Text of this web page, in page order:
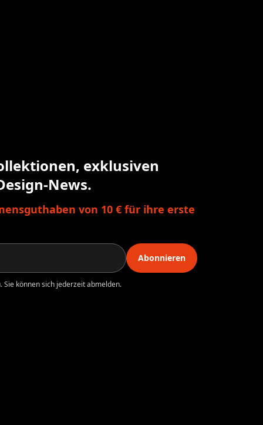
exklusiven
News.
von 10 € für ihre erste
Abonnieren
können sich jederzeit abmelden.